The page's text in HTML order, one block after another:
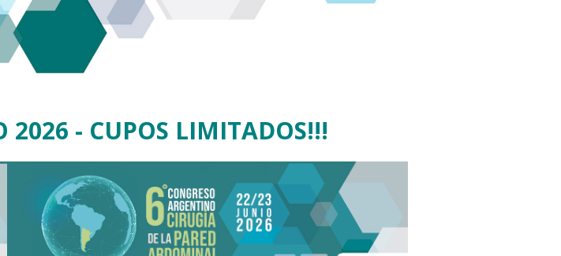
2026 - CUPOS LIMITADOS!!!